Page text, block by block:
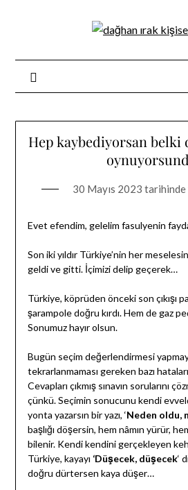
Hep kaybediyorsan belki
30 Mayıs 2023 tarihinde
Evet efendim, gelelim fasulyenin
Son iki yıldır Türkiye’nin her
geldi ve gitti. İçimizi delip geçerek…
Türkiye, köprüden önceki son çıkışı
şarampole doğru kırdı. Hem de gaz
Sonumuz hayır olsun.
Bugün seçim değerlendirmesi
tekrarlanmaması gereken bazı
Cevapları çıkmış sınavın sorularını
çünkü. Seçimin sonucunu kendi
yonta yazarsın bir yazı, ‘Neden oldu,
başlığı döşersin, hem nâmın yürür,
bilenir. Kendi kendini gerçekleyen
Türkiye, kayayı ‘Düşecek, düşecek‘
doğru dürtersen kaya düşer…